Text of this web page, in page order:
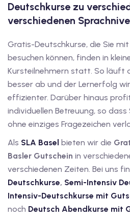
Deutschkurse mit
mit Gutschein
mit Gutschein
mit
Deutschkurse mit
Deutschkurse mit
Deutschkurse zu
verschiedenen
Gratis-Deutschkurse, die Sie
besuchen können, finden in
Kursteilnehmern statt. So läuft
besser ab und der Lernerfolg
effizienter. Darüber hinaus
individuellen Betreuung, so dass
ohne einziges Fragezeichen
Als SLA Basel bieten wir die
Basler Gutschein in
verschiedenen Zeiten. Bei uns
Deutschkurse, Semi-Intensiv
Intensiv-Deutschkurse mit
noch Deutsch Abendkurse mit